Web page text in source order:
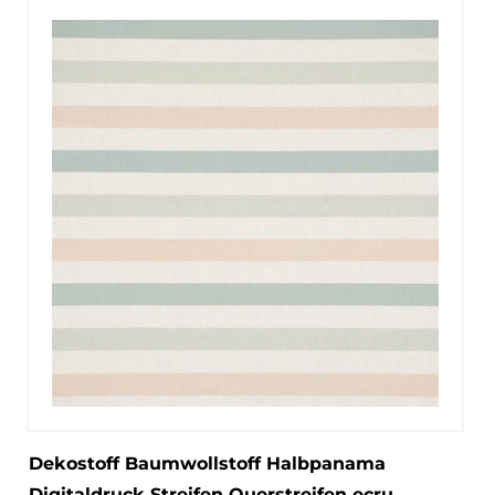
Dekostoff Baumwollstoff Halbpanama